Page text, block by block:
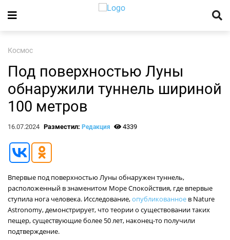
Космос
Под поверхностью Луны
обнаружили туннель шириной
100 метров
16.07.2024 Разместил: Редакция 4339
Впервые под поверхностью Луны обнаружен туннель,
расположенный в знаменитом Море Спокойствия, где впервые
ступила нога человека. Исследование,опубликованное в Nature
Astronomy, демонстрирует, что теории о существовании таких
пещер, существующие более 50 лет, наконец-то получили
подтверждение.